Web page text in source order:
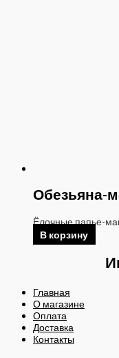
Обезьяна-
Ёлочные папье-
В корзину
Главная
О магазине
Оплата
Доставка
Контакты